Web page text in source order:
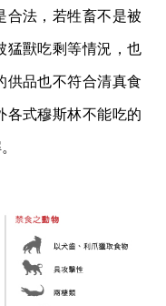
合法，若牲畜不是被
猛獸吃剩等情況，也
供品也不符合清真食
各式穆斯林不能吃的